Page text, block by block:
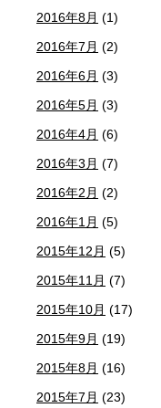
2016年8月 (1)
2016年7月 (2)
2016年6月 (3)
2016年5月 (3)
2016年4月 (6)
2016年3月 (7)
2016年2月 (2)
2016年1月 (5)
2015年12月 (5)
2015年11月 (7)
2015年10月 (17)
2015年9月 (19)
2015年8月 (16)
2015年7月 (23)